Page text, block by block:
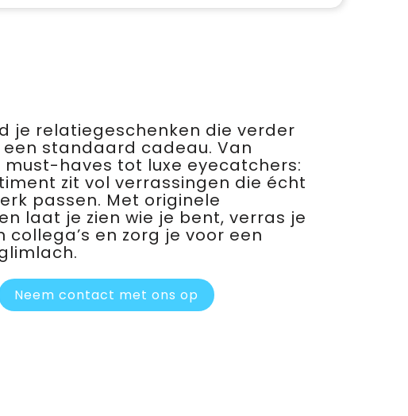
je relatiegeschenken die verder
standaard cadeau. Van
must-haves tot luxe eyecatchers:
zit vol verrassingen die écht
passen. Met originele
laat je zien wie je bent, verras je
collega’s en zorg je voor een
Neem contact met ons op